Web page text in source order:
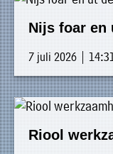
Nijs foar en
7 juli 2026 |
Riool